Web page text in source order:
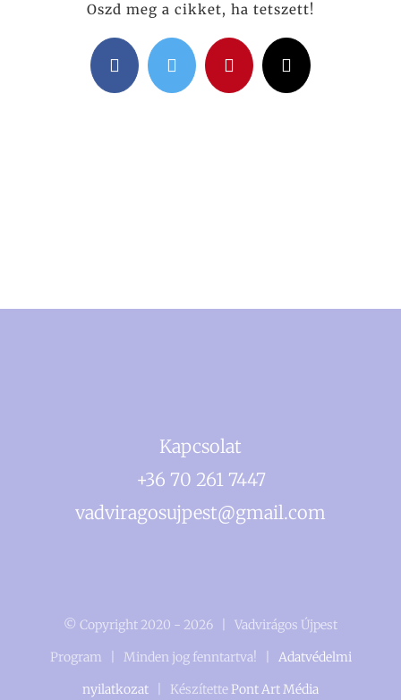
Oszd meg a cikket, ha tetszett!
Facebook Twitter Pinterest Email:
Kapcsolat
+36 70 261 7447
vadviragosujpest@gmail.com
© Copyright 2020 - 2026 | Vadvirágos Újpest
Program | Minden jog fenntartva! | Adatvédelmi
nyilatkozat | Készítette Pont Art Média